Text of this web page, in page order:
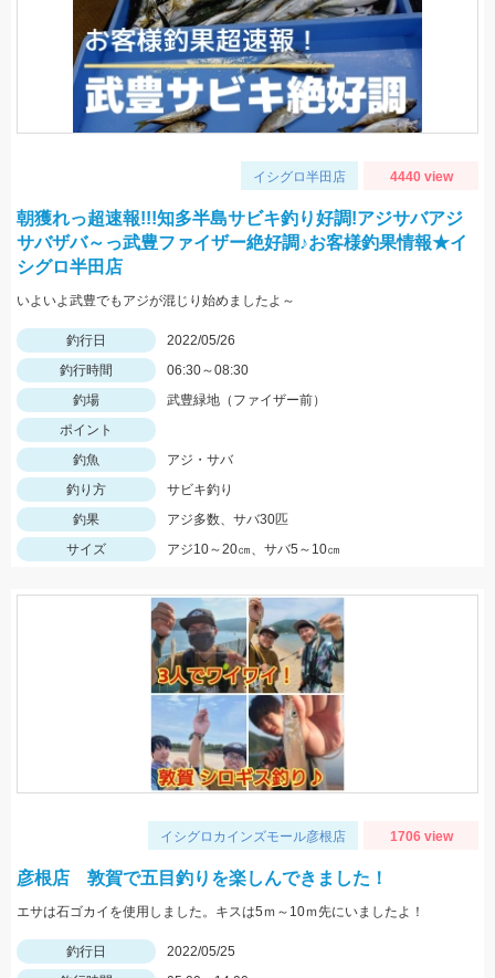
イシグロ半田店 4440 view
朝獲れっ超速報!!!知多半島サビキ釣り好調!アジサバアジ
サバザバ～っ武豊ファイザー絶好調♪お客様釣果情報★イ
シグロ半田店
いよいよ武豊でもアジが混じり始めましたよ～
釣行日
2022/05/26
釣行時間
06:30～08:30
釣場
武豊緑地（ファイザー前）
ポイント
釣魚
アジ・サバ
釣り方
サビキ釣り
釣果
アジ多数、サバ30匹
サイズ
アジ10～20㎝、サバ5～10㎝
イシグロカインズモール彦根店 1706 view
彦根店 敦賀で五目釣りを楽しんできました！
エサは石ゴカイを使用しました。キスは5ｍ～10ｍ先にいましたよ！
釣行日
2022/05/25